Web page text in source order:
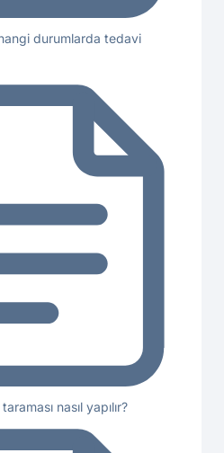
durumlarda tedavi
nasıl yapılır?